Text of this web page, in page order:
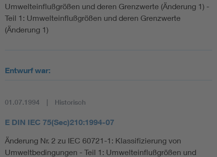
Umwelteinflußgrößen und deren Grenzwerte (Änderung 1) -
Teil 1: Umwelteinflußgrößen und deren Grenzwerte
(Änderung 1)
Entwurf war:
01.07.1994 Historisch
E DIN IEC 75(Sec)210:1994-07
Änderung Nr. 2 zu IEC 60721-1: Klassifizierung von
Umweltbedingungen - Teil 1: Umwelteinflußgrößen und